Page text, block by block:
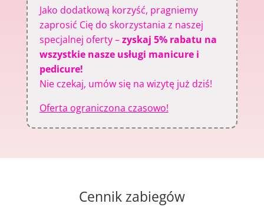
Jako dodatkową korzyść, pragniemy
zaprosić Cię do skorzystania z naszej
specjalnej oferty –zyskaj 5% rabatu na
wszystkie nasze usługi manicure i
pedicure!
Nie czekaj, umów się na wizytę już dziś!
Oferta ograniczona czasowo!
Cennik zabiegów